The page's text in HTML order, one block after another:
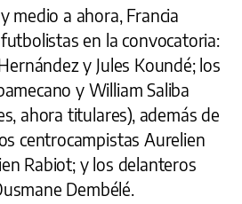
medio a ahora, Francia
en la convocatoria:
y Jules Koundé; los
y William Saliba
ahora titulares), además de
centrocampistas Aurelien
Rabiot; y los delanteros
Dembélé.